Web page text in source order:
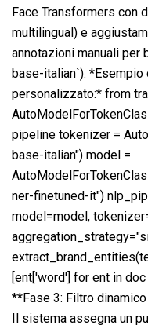
Face Transformers con
multilingual) e
annotazioni manuali
base-italian`).
personalizzato:* from
pipeline tokenizer =
base-italian") model =
ner-finetuned-it")
model=model,
[ent['word'] for ent in
**Fase 3: Filtro
Il sistema assegna un